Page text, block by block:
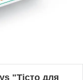
"Тісто для